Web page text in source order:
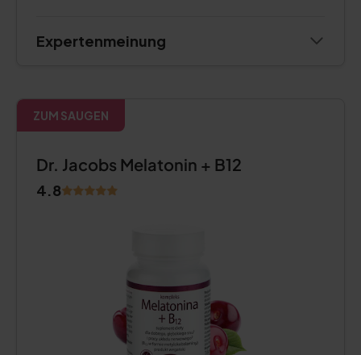
Expertenmeinung
ZUM SAUGEN
Dr. Jacobs Melatonin + B12
4.8